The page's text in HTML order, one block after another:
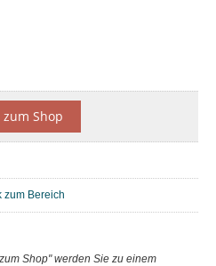
zum Shop
zum Bereich
Shop" werden Sie zu einem